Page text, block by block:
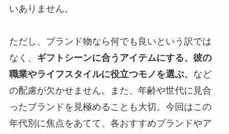
いありません。
ただし、ブランド物なら何でも良いという訳では
なく、 ギフトシーンに合うアイテムにする、彼の
職業やライフスタイルに役立つモノを選ぶ、 など
の配慮が欠かせません。また、年齢や世代に見合
ったブランドを見極めることも大切。今回はこの
年代別に焦点をあてて、各おすすめブランドやア